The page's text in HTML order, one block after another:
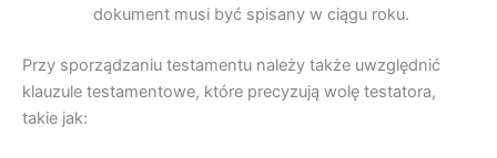
dokument musi być spisany w ciągu roku.
Przy sporządzaniu testamentu należy także uwzględnić
klauzule testamentowe, które precyzują wolę testatora,
takie jak: